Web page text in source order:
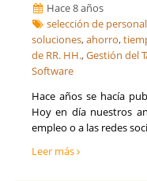
Hace 8 años
selección de personal
soluciones,ahorro,
de RR. HH.,Gestión del
Software
Hace años se hacía
Hoy en día nuestros
empleo o a las redes
Leer más